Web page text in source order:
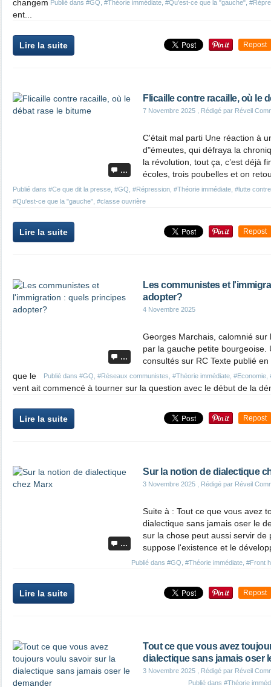
Publié dans #GQ #Théorie immédiate #Qu'est-ce que la "gauche"
changem
ent...
Lire la suite Repost
…
Flicaille contre racaille, où le
7 Novembre 2025 , Rédigé par Réveil
Publié dans #Ce que dit la presse #GQ #Répression #Théorie immédiate #lutte
#Qu'est-ce que la "gauche" #classe ouvrière
C'était mal parti Une réaction à
d"émeutes, qui défraya la
la révolution, tout ça, c’est déjà
écoles, trois poubelles et on
Lire la suite Repost
…
Les communistes et
adopter?
4 Novembre 2025
Publié dans #GQ #Réseaux communistes #Théorie immédiate #Economie
Georges Marchais, calomnié
par la gauche petite bourgeoise.
consultés sur RC Texte publié
que le
vent ait commencé à tourner sur la question avec le début de la
Lire la suite Repost
…
Sur la notion de dialectique
3 Novembre 2025 , Rédigé par Réveil
Publié dans #GQ #Théorie immédiate #Front
Suite à : Tout ce que vous avez
dialectique sans jamais oser le
sur la chose peut aussi servir
suppose l'existence et le
Lire la suite Repost
Tout ce que vous avez
dialectique sans jamais oser
3 Novembre 2025 , Rédigé par Réveil
Publié dans #Théorie